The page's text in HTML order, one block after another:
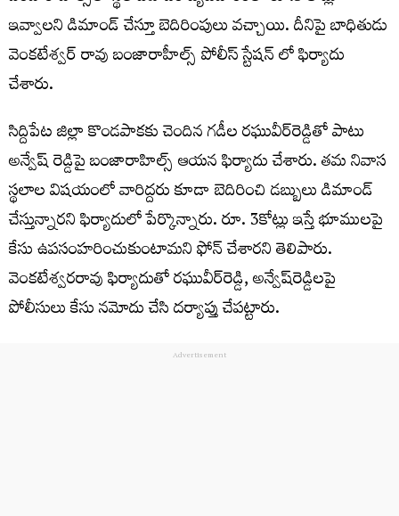
ఇవ్వాలని డిమాండ్‌ చేస్తూ బెదిరింపులు వచ్చాయి. దీనిపై బాధితుడు
వెంకటేశ్వర్ రావు బంజారాహీల్స్ పోలీస్ స్టేషన్ లో ఫిర్యాదు
చేశారు.
సిద్దిపేట జిల్లా కొండపాకకు చెందిన గడీల రఘువీర్‌రెడ్డితో పాటు
అన్వేష్‌ రెడ్డిపై బంజారాహిల్స్ ఆయన ఫిర్యాదు చేశారు. తమ నివాస
స్థలాల విషయంలో వారిద్దరు కూడా బెదిరించి డబ్బులు డిమాండ్‌
చేస్తున్నారని ఫిర్యాదులో పేర్కొన్నారు. రూ. 3కోట్లు ఇస్తే భూములపై
కేసు ఉపసంహరించుకుంటామని ఫోన్‌ చేశారని తెలిపారు.
వెంకటేశ్వరరావు ఫిర్యాదుతో రఘువీర్‌రెడ్డి, అన్వేష్‌రెడ్డిలపై
పోలీసులు కేసు నమోదు చేసి దర్యాప్తు చేపట్టారు.